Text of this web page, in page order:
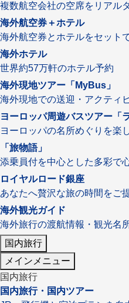
複数航空会社の空席をリアル
海外航空券＋ホテル
海外航空券とホテルをセット
海外ホテル
世界約57万軒のホテル予約
海外現地ツアー「MyBus」
海外現地での送迎・アクティ
ヨーロッパ周遊バスツアー「
ヨーロッパの名所めぐりを楽
「旅物語」
添乗員付を中心とした多彩で
ロイヤルロード銀座
あなたへ贅沢な旅の時間をご
海外観光ガイド
海外旅行の渡航情報・観光名
国内旅行
メインメニュー
国内旅行
国内旅行・国内ツアー
名門・名物ホテ
特別企画
一都市滞在
世界遺産を訪れる
1度は見てみた
野生動物に出合
クルーズ
音
ハイキング・ト
専任ガイド・講
1名様からの旅
ラ・プルミエー
航空）
TWILIGHT
美食・旬の味覚
アドベンチャー
観光列車
芸術鑑賞（美術
の旅